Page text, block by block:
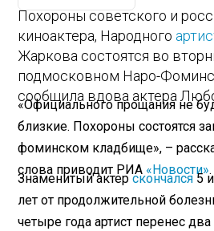
Похороны советского и
киноактера, Народного
Жаркова состоятся во
подмосковном Наро-
сообщила вдова актера
«Официального прощания не
близкие. Похороны состоятся
фоминском кладбище», –
слова приводит РИА «Новости».
Знаменитый актерскончался5
лет от продолжительной
четыре года артист перенес